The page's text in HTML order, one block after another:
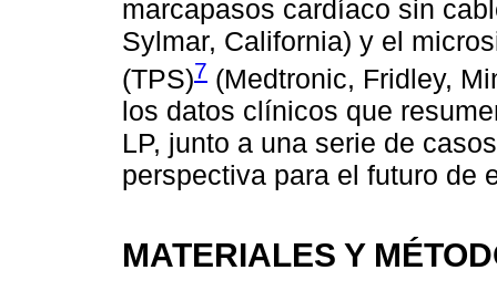
marcapasos cardíaco sin
Sylmar, California) y el
(TPS)7 (Medtronic, Fridley,
los datos clínicos que
LP, junto a una serie de
perspectiva para el futuro de
MATERIALES Y